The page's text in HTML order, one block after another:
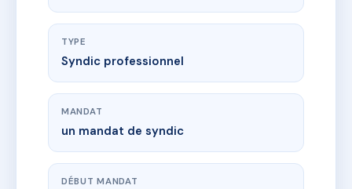
TYPE
Syndic professionnel
MANDAT
un mandat de syndic
DÉBUT MANDAT